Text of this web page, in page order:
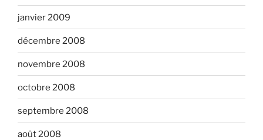
janvier 2009
décembre 2008
novembre 2008
octobre 2008
septembre 2008
août 2008